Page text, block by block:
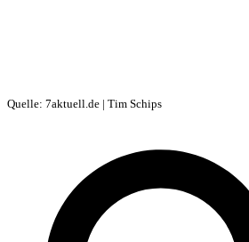
Quelle: 7aktuell.de | Tim Schips